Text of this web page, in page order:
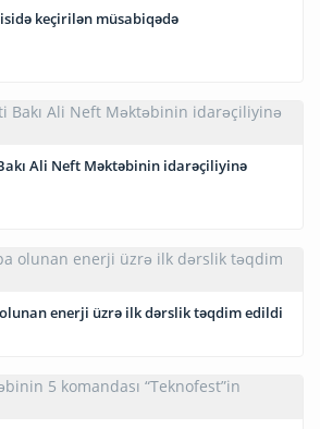
keçirilən müsabiqədə
Ali Neft Məktəbinin idarəçiliyinə
enerji üzrə ilk dərslik təqdim edildi